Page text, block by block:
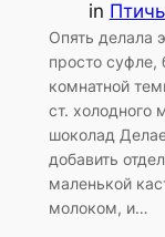
in
Опять делала
просто суфле,
комнатной
ст. холодного
шоколад
добавить
маленькой
молоком, и…